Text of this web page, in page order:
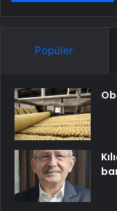
Popüler